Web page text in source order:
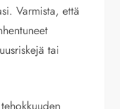
Varmista, että
tai